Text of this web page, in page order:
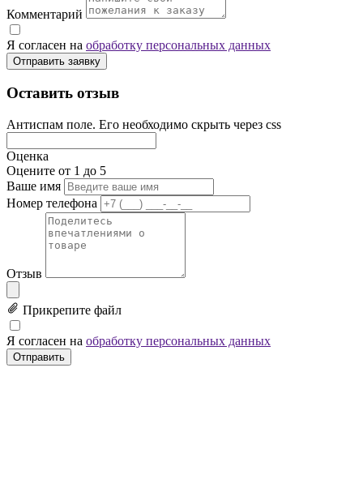
Комментарий
Я согласен на обработку персональных данных
Отправить заявку
Оставить отзыв
Антиспам поле. Его необходимо скрыть через css
Оценка
Оцените от 1 до 5
Ваше имя
Номер телефона
Отзыв
Прикрепите файл
Я согласен на обработку персональных данных